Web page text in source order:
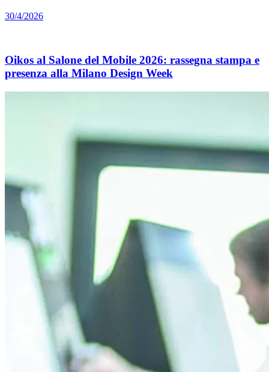
30/4/2026
Oikos al Salone del Mobile 2026: rassegna stampa e
presenza alla Milano Design Week